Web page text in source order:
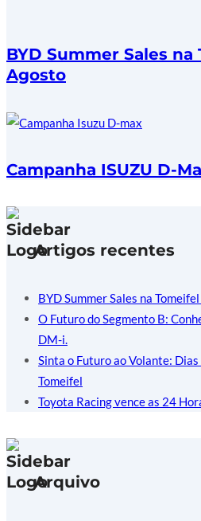
BYD Summer Sales na
Agosto
Campanha ISUZU D-
Artigos recentes
BYD Summer Sales na
O Futuro do Segmento B:
DM-i.
Sinta o Futuro ao Volante:
Tomeifel
Toyota Racing vence as 24
Arquivo